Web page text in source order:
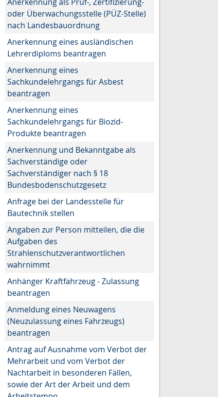
oder Überwachungsstelle (PÜZ-Stelle)
nach Landesbauordnung
Anerkennung eines ausländischen
Lehrerdiploms beantragen
Anerkennung eines
Sachkundelehrgangs für Asbest
beantragen
Anerkennung eines
Sachkundelehrgangs für Biozid-
Produkte beantragen
Anerkennung und Bekanntgabe als
Sachverständige oder
Sachverständiger nach § 18
Bundesbodenschutzgesetz
Anfrage bei der Landesstelle für
Bautechnik stellen
Angaben zur Person mitteilen, die die
Aufgaben des
Strahlenschutzverantwortlichen
wahrnimmt
Anhänger Kraftfahrzeug - Zulassung
beantragen
Anmeldung eines Neuwagens
(Neuzulassung eines Fahrzeugs)
beantragen
Antrag auf Ausnahme vom Verbot der
Mehrarbeit und vom Verbot der
Nachtarbeit in besonderen Fällen,
sowie der Art der Arbeit und dem